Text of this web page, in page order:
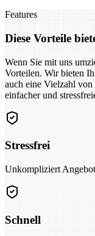
Features
Diese Vorteile
Wenn Sie mit uns
Vorteilen. Wir bieten
auch eine Vielzahl
einfacher und
Stressfrei
Unkompliziert
Schnell